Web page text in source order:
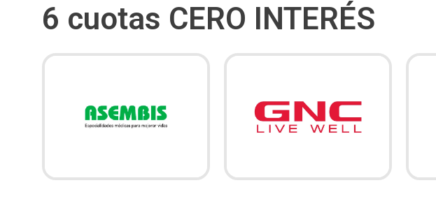
6 cuotas CERO INTERÉS